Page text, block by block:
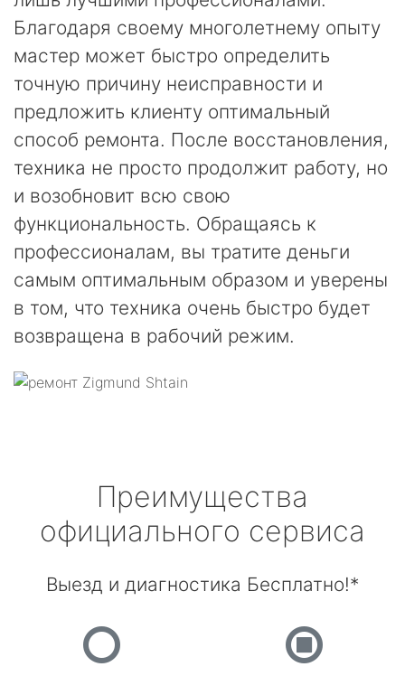
Благодаря своему многолетнему опыту
мастер может быстро определить
точную причину неисправности и
предложить клиенту оптимальный
способ ремонта. После восстановления,
техника не просто продолжит работу, но
и возобновит всю свою
функциональность. Обращаясь к
профессионалам, вы тратите деньги
самым оптимальным образом и уверены
в том, что техника очень быстро будет
возвращена в рабочий режим.
Преимущества
официального сервиса
Выезд и диагностика Бесплатно!*